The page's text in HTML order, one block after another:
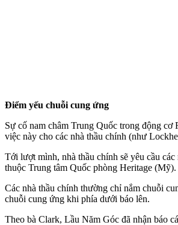
Điểm yếu chuỗi cung ứng
Sự cố nam châm Trung Quốc trong động
việc này cho các nhà thầu chính (như
Tới lượt mình, nhà thầu chính sẽ yêu cầu
thuộc Trung tâm Quốc phòng Heritage (Mỹ).
Các nhà thầu chính thường chỉ nắm chuỗi
chuỗi cung ứng khi phía dưới báo lên.
Theo bà Clark, Lầu Năm Góc đã nhận báo